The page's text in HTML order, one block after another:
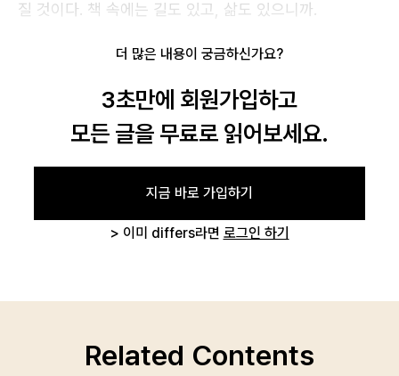
질 것이다. 책 속에는 길도 있고, 삶도 있으니까.
더 많은 내용이 궁금하신가요?
3초만에 회원가입하고
모든 글을 무료로 읽어보세요.
지금 바로 가입하기
> 이미 differs라면 로그인 하기
Related Contents
비밀번호 찾기